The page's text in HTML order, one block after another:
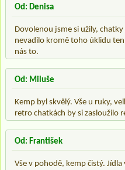
Od: Denisa
Dovolenou jsme si užily,
nevadilo kromě toho úklidu
nás to.
Od: Miluše
Kemp byl skvělý. Vše u ruky,
retro chatkách by si zasloužilo
Od: František
Vše v pohodě, kemp čistý.